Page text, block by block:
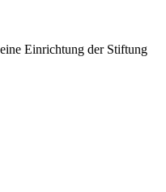
Einrichtung der Stiftung